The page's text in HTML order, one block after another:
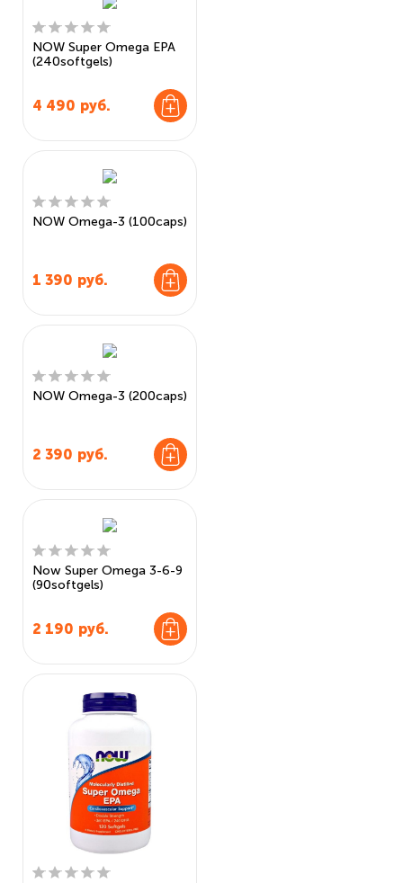
NOW Super Omega EPA
(240softgels)
4 490 руб.
NOW Omega-3 (100caps)
1 390 руб.
NOW Omega-3 (200caps)
2 390 руб.
Now Super Omega 3-6-9
(90softgels)
2 190 руб.